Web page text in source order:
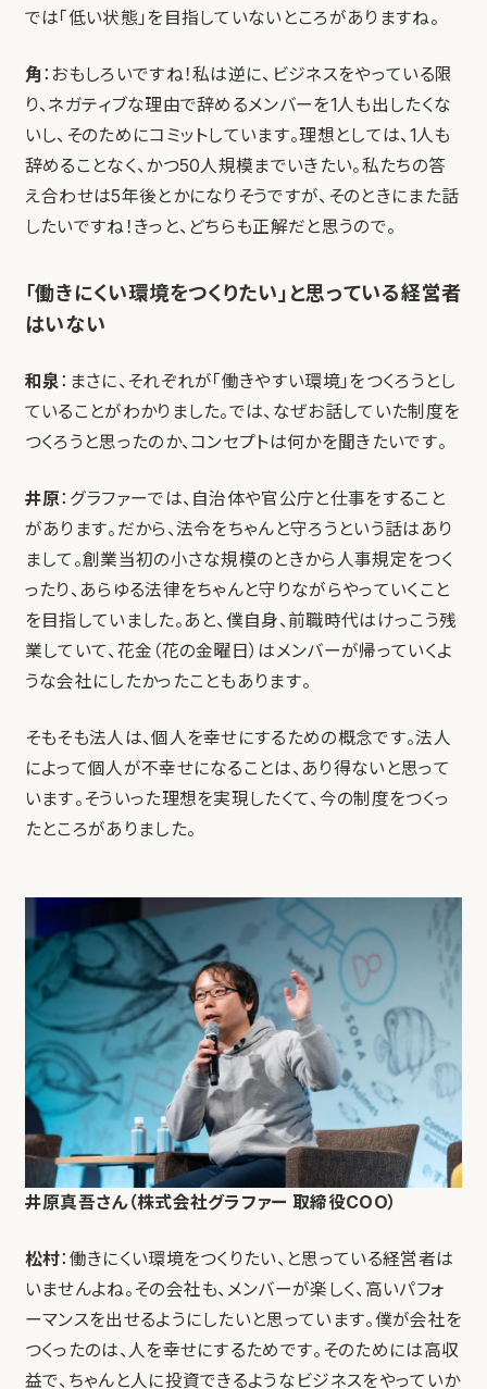
では「低い状態」を目指していないところがありますね。
角 ：おもしろいですね！私は逆に、ビジネスをやっている限
り、ネガティブな理由で辞めるメンバーを1人も出したくな
いし、そのためにコミットしています。理想としては、1人も
辞めることなく、かつ50人規模までいきたい。私たちの答
え合わせは5年後とかになりそうですが、そのときにまた話
したいですね！きっと、どちらも正解だと思うので。
「働きにくい環境をつくりたい」と思っている経営者
はいない
和泉：まさに、それぞれが「働きやすい環境」をつくろうとし
ていることがわかりました。では、なぜお話していた制度を
つくろうと思ったのか、コンセプトは何かを聞きたいです。
井原：グラファーでは、自治体や官公庁と仕事をすること
があります。だから、法令をちゃんと守ろうという話はあり
まして。創業当初の小さな規模のときから人事規定をつく
ったり、あらゆる法律をちゃんと守りながらやっていくこと
を目指していました。あと、僕自身、前職時代はけっこう残
業していて、花金（花の金曜日）はメンバーが帰っていくよ
うな会社にしたかったこともあります。
そもそも法人は、個人を幸せにするための概念です。法人
によって個人が不幸せになることは、あり得ないと思って
います。そういった理想を実現したくて、今の制度をつくっ
たところがありました。
井原真吾さん（株式会社グラファー 取締役COO）
松村：働きにくい環境をつくりたい、と思っている経営者は
いませんよね。その会社も、メンバーが楽しく、高いパフォ
ーマンスを出せるようにしたいと思っています。僕が会社を
つくったのは、人を幸せにするためです。そのためには高収
益で、ちゃんと人に投資できるようなビジネスをやっていか